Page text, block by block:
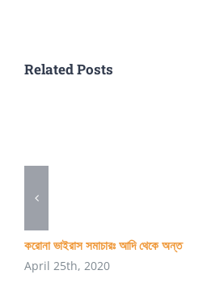
Related Posts
করোনা ভাইরাস সমাচারঃ আদি থেকে অন্ত
April 25th, 2020